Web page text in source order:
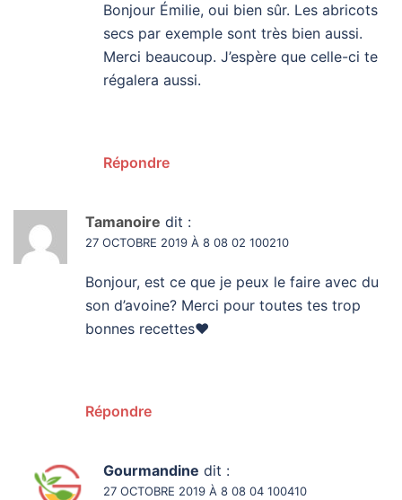
Bonjour Émilie, oui bien sûr. Les abricots
secs par exemple sont très bien aussi.
Merci beaucoup. J’espère que celle-ci te
régalera aussi.
Répondre
Tamanoire dit :
27 OCTOBRE 2019 À 8 08 02 100210
Bonjour, est ce que je peux le faire avec du
son d’avoine? Merci pour toutes tes trop
bonnes recettes♥️
Répondre
Gourmandine dit :
27 OCTOBRE 2019 À 8 08 04 100410